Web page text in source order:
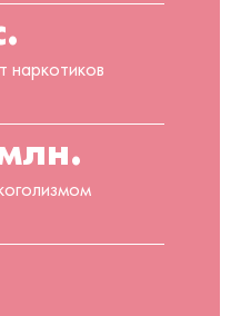
наркотиков